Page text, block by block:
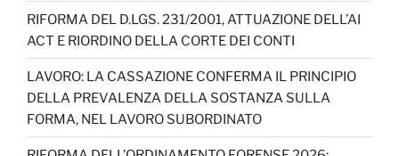
RIFORMA DEL D.LGS. 231/2001, ATTUAZIONE DELL’AI
ACT E RIORDINO DELLA CORTE DEI CONTI
LAVORO: LA CASSAZIONE CONFERMA IL PRINCIPIO
DELLA PREVALENZA DELLA SOSTANZA SULLA
FORMA, NEL LAVORO SUBORDINATO